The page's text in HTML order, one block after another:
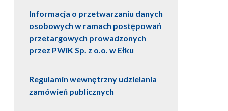
Informacja o przetwarzaniu danych
osobowych w ramach postępowań
przetargowych prowadzonych
przez PWiK Sp. z o.o. w Ełku
Regulamin wewnętrzny udzielania
zamówień publicznych